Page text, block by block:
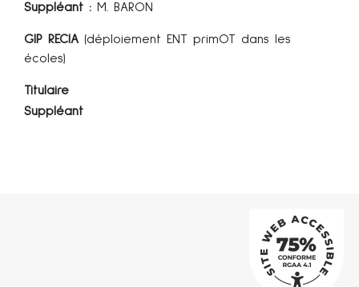
Suppléant : M. BARON
GIP RECIA(déploiement ENT primOT dans les
écoles)
Titulaire
Suppléant